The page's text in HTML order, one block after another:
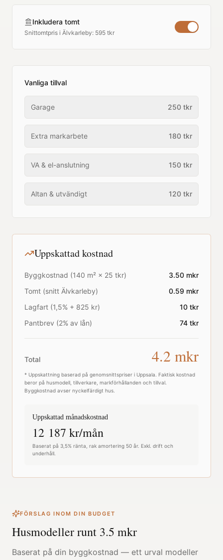
Inkludera tomt
Snittomtpris i Älvkarleby: 595 tkr
Vanliga tillval
Garage 250 tkr
Extra markarbete 180 tkr
VA & el-anslutning 150 tkr
Altan & utvändigt 120 tkr
Uppskattad kostnad
Byggkostnad (140 m² × 25 tkr) 3.50 mkr
Tomt (snitt Älvkarleby) 0.59 mkr
Lagfart (1,5% + 825 kr)
10 tkr
Pantbrev (2% av lån)
74 tkr
Total 4.2 mkr
* Uppskattning baserad på genomsnittspriser i Uppsala . Faktisk kostnad
beror på husmodell, tillverkare, markförhållanden och tillval.
Byggkostnad avser nyckelfärdigt hus.
Uppskattad månadskostnad
12 187 kr/mån
Baserat på 3,5% ränta, rak amortering 50 år. Exkl. drift och
underhåll.
FÖRSLAG INOM DIN BUDGET
Husmodeller runt 3.5 mkr
Baserat på din byggkostnad — ett urval modeller